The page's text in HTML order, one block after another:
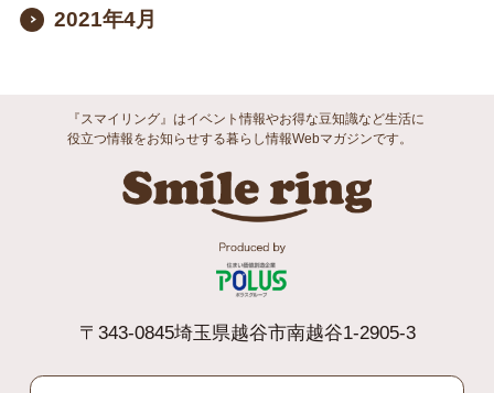
2021年4月
『スマイリング』はイベント情報やお得な豆知識など生活に
役立つ情報をお知らせする暮らし情報Webマガジンです。
〒343-0845埼玉県越谷市南越谷1-2905-3